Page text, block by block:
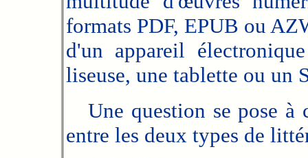
formats PDF, EPUB ou
d'un appareil
liseuse, une tablette ou un
Une question se pose à
entre les deux types de